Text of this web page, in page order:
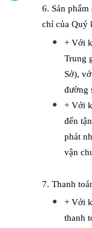
6. Sản
chỉ của Quý
+ Với
Trung
Sở),
đường
+ Với
đến
phát
vận
7. Thanh
+ Với
thanh